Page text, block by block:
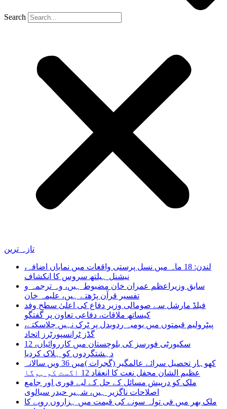
Search
تازہ ترین
لندن: 18 ماہ میں نسل پرستی واقعات میں نمایاں اضافہ،
نیشنل ہیلتھ سروس کا انکشاف
سابق وزیراعظم عمران خان مضبوط ہیں، وہ ترجمہ و
تفسیر قرآن پڑھتے ہیں، علیمہ خان
فیلڈ مارشل سے صومالی وزیر دفاع کی اعلیٰ سطح وفد
کیساتھ ملاقات، دفاعی تعاون پر گفتگو
پیٹرولیم قیمتوں میں یومیہ ردوبدل پر ٹرک نہیں چلاسکتے،
گڈز ٹرانسپورٹرز اتحاد
سکیورٹی فورسز کی بلوچستان میں کارروائیاں، 12
دہشتگردوں کو ہلاک کردیا
کھوہار تحصیل سرائے عالمگیر (گجرات )میں 36 ویں سالانہ
عظیم الشان محفل نعت کا انعقاد 12 اگست کو ہوگا
ملک کو درپیش مسائل کے حل کے لیے فوری اور جامع
اصلاحات ناگزیر ہیں، شہیر حیدر سیالوی
ملک بھر میں فی تولہ سونے کی قیمت میں ہزاروں روپے کا